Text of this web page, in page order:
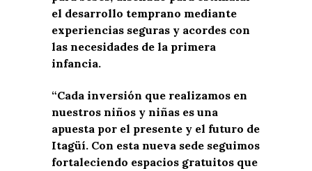
el desarrollo temprano mediante
experiencias seguras y acordes con
las necesidades de la primera
infancia.
“Cada inversión que realizamos en
nuestros niños y niñas es una
apuesta por el presente y el futuro de
Itagüí. Con esta nueva sede seguimos
fortaleciendo espacios gratuitos que